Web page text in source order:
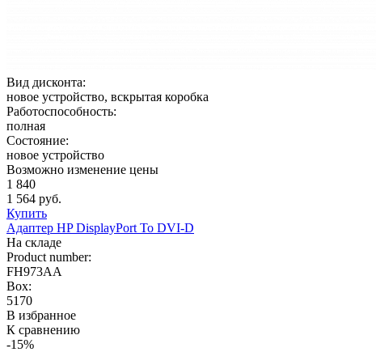
Вид дисконта:
новое устройство, вскрытая коробка
Работоспособность:
полная
Состояние:
новое устройство
Возможно изменение цены
1 840
1 564 руб.
Купить
Адаптер HP DisplayPort To DVI-D
На складе
Product number:
FH973AA
Box:
5170
В избранное
К сравнению
-15%